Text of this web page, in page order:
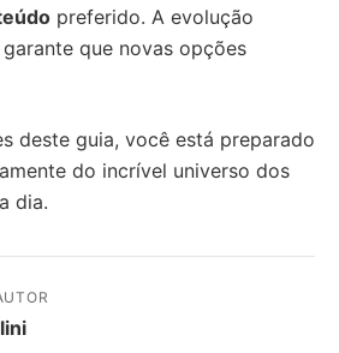
preferido. A evolução
que novas opções
deste guia, você está preparado
do incrível universo dos
dia.